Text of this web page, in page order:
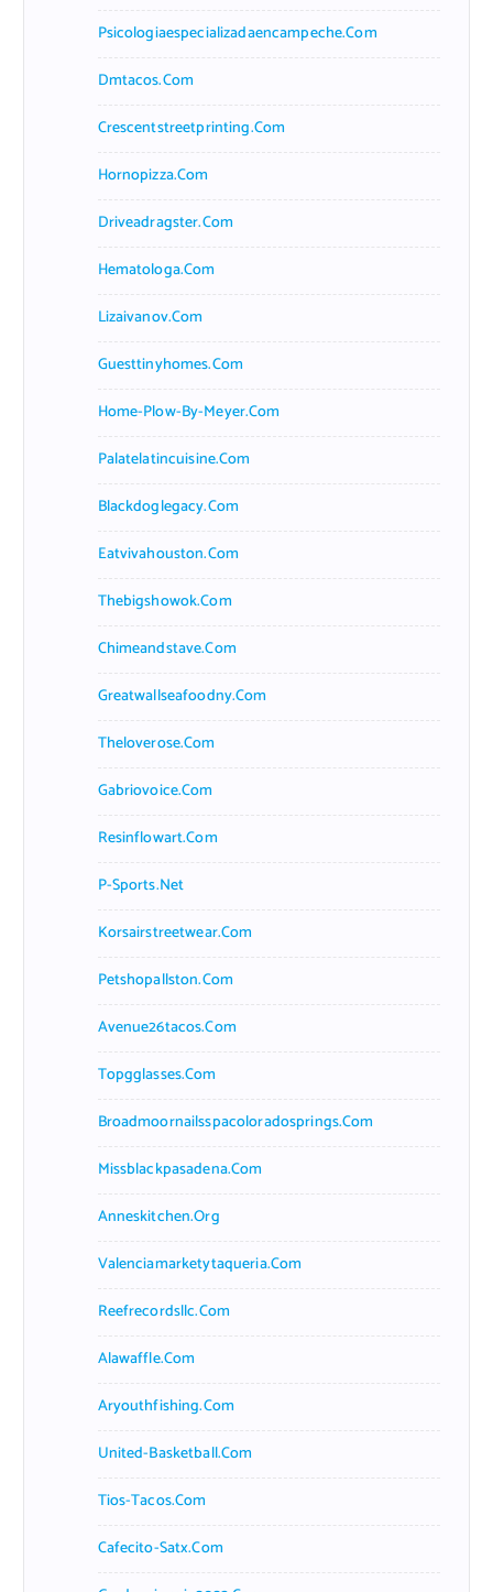
Psicologiaespecializadaencampeche.com
Dmtacos.com
Crescentstreetprinting.com
Hornopizza.com
Driveadragster.com
Hematologa.com
Lizaivanov.com
Guesttinyhomes.com
Home-Plow-By-Meyer.com
Palatelatincuisine.com
Blackdoglegacy.com
Eatvivahouston.com
Thebigshowok.com
Chimeandstave.com
Greatwallseafoodny.com
Theloverose.com
Gabriovoice.com
Resinflowart.com
P-Sports.net
Korsairstreetwear.com
Petshopallston.com
Avenue26tacos.com
Topgglasses.com
Broadmoornailsspacoloradosprings.com
Missblackpasadena.com
Anneskitchen.org
Valenciamarketytaqueria.com
Reefrecordsllc.com
Alawaffle.com
Aryouthfishing.com
United-Basketball.com
Tios-Tacos.com
Cafecito-Satx.com